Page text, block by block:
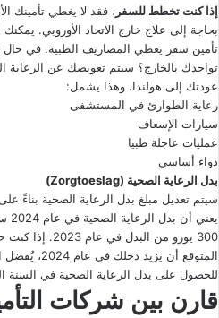
إذا كنت تخطط للسفر ، فقد لا يغطي تأمينك
بحاجة إلى علاج خارج الاتحاد الأوروبي.
تأمين سفر يغطي المصاريف الطبية. في حال
تواجدك بالخارج؟ سيتم تعويضك عن الرعاية
عودتك إلى هولندا. وهذا يشمل:
رعاية الطوارئ في المستشفى
سيارات الإسعاف
عمليات عاجلة طبيا
دواء أساسي
بدل الرعاية الصحية (Zorgtoeslag)
سيتم تعديل مبلغ بدل الرعاية الصحية بناءً
300 يورو من
المتوقع أن
للحصول على بدل الرعاية الصحية في السنة
قارن بين شركات